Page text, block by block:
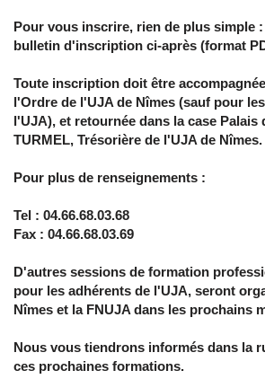
Pour vous inscrire, rien de plus simple
bulletin d'inscription ci-après (format
Toute inscription doit être
l'Ordre de l'UJA de Nîmes (sauf pour
l'UJA), et retournée dans la case Palais
TURMEL, Trésorière de l'UJA de Nîmes.
Pour plus de renseignements :
Tel : 04.66.68.03.68
Fax : 04.66.68.03.69
D'autres sessions de formation
pour les adhérents de l'UJA, seront
Nîmes et la FNUJA dans les prochains
Nous vous tiendrons informés dans la
ces prochaines formations.